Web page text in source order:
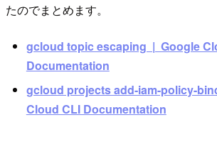
たのでまとめます。
gcloud topic escaping | Google
Documentation
gcloud projects add-iam-policy-
Cloud CLI Documentation